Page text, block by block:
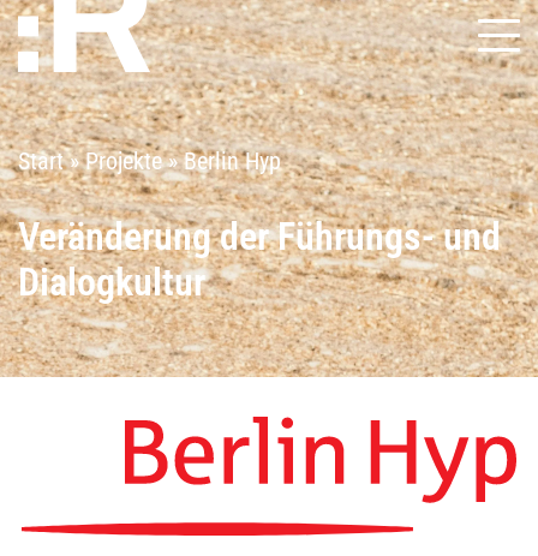
Start»Projekte»Berlin Hyp
Veränderung der Führungs- und
Dialogkultur